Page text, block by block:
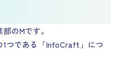
のMです。
つである「InfoCraft」につ